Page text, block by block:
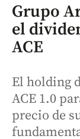
Grupo
el
ACE
El holding
ACE 1.0
precio de